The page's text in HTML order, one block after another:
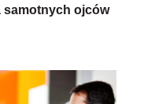
samotnych ojców